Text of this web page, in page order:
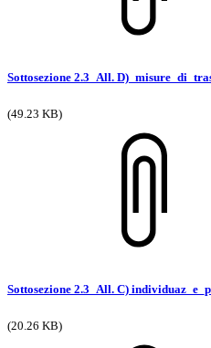
Sottosezione 2.3_All.
(49.23 KB)
Sottosezione 2.3_All. C)
(20.26 KB)